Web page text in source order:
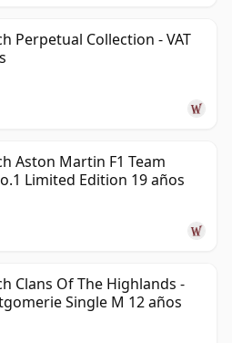
Perpetual Collection - VAT
Aston Martin F1 Team
Limited Edition 19 años
Clans Of The Highlands -
Single M 12 años